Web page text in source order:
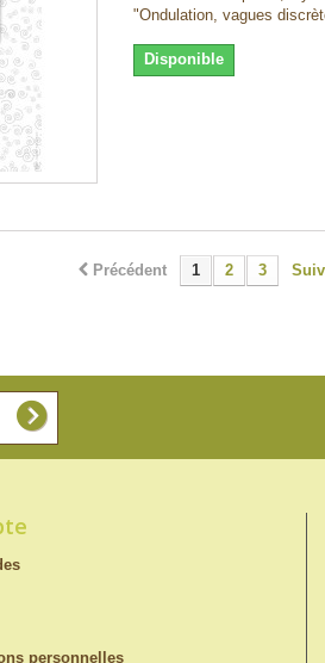
"Ondulation, vagues
Disponible
Précédent 1 2 3
personnelles